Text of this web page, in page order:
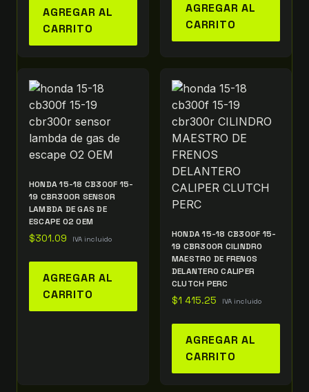
AGREGAR AL
CARRITO
AGREGAR AL
CARRITO
HONDA 15-18 CB300F 15-
19 CBR300R SENSOR
LAMBDA DE GAS DE
ESCAPE O2 OEM
$301.09 IVA incluido
AGREGAR AL
CARRITO
HONDA 15-18 CB300F 15-
19 CBR300R CILINDRO
MAESTRO DE FRENOS
DELANTERO CALIPER
CLUTCH PERC
$1 415.25 IVA incluido
AGREGAR AL
CARRITO